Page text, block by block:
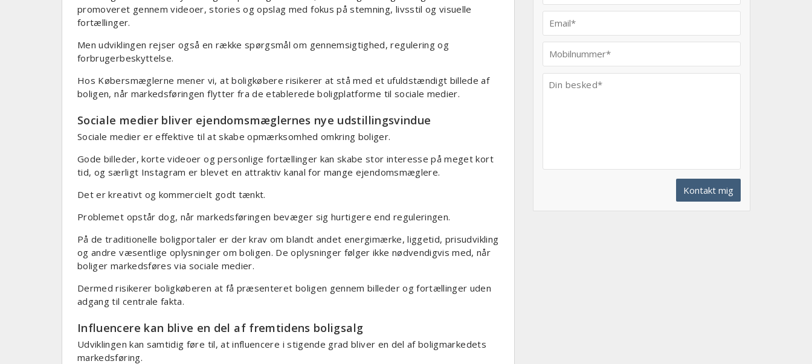
promoveret gennem videoer, stories og opslag med fokus på stemning, livsstil og visuelle
fortællinger.
Men udviklingen rejser også en række spørgsmål om gennemsigtighed, regulering og
forbrugerbeskyttelse.
Hos Købersmæglerne mener vi, at boligkøbere risikerer at stå med et ufuldstændigt billede af
boligen, når markedsføringen flytter fra de etablerede boligplatforme til sociale medier.
Sociale medier bliver ejendomsmæglernes nye udstillingsvindue
Sociale medier er effektive til at skabe opmærksomhed omkring boliger.
Gode billeder, korte videoer og personlige fortællinger kan skabe stor interesse på meget kort
tid, og særligt Instagram er blevet en attraktiv kanal for mange ejendomsmæglere.
Det er kreativt og kommercielt godt tænkt.
Problemet opstår dog, når markedsføringen bevæger sig hurtigere end reguleringen.
På de traditionelle boligportaler er der krav om blandt andet energimærke, liggetid, prisudvikling
og andre væsentlige oplysninger om boligen. De oplysninger følger ikke nødvendigvis med, når
boliger markedsføres via sociale medier.
Dermed risikerer boligkøberen at få præsenteret boligen gennem billeder og fortællinger uden
adgang til centrale fakta.
Influencere kan blive en del af fremtidens boligsalg
Udviklingen kan samtidig føre til, at influencere i stigende grad bliver en del af boligmarkedets
markedsføring.